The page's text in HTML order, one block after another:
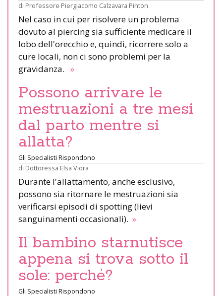
di Professore Piergiacomo Calzavara Pinton
Nel caso in cui per risolvere un problema
dovuto al piercing sia sufficiente medicare il
lobo dell'orecchio e, quindi, ricorrere solo a
cure locali, non ci sono problemi per la
gravidanza. »
Possono arrivare le
mestruazioni a tre mesi
dal parto mentre si
allatta?
Gli Specialisti Rispondono
di Dottoressa Elsa Viora
Durante l'allattamento, anche esclusivo,
possono sia ritornare le mestruazioni sia
verificarsi episodi di spotting (lievi
sanguinamenti occasionali). »
Il bambino starnutisce
appena si trova sotto il
sole: perché?
Gli Specialisti Rispondono